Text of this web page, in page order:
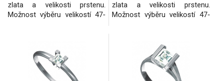
zlata a velikosti prstenu.
Možnost výběru velikostí 47-
zlata a velikosti prstenu.
Možnost výběru velikostí 47-